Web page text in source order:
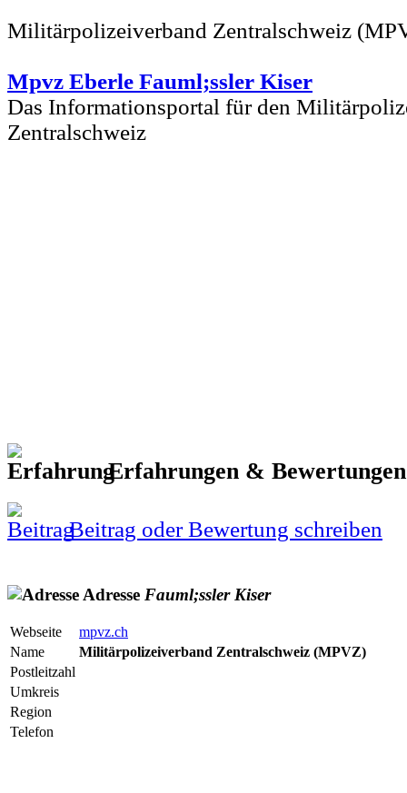
Militärpolizeiverband Zentralschweiz
Mpvz Eberle Fauml;ssler Kiser
Das Informationsportal für den
Zentralschweiz
Erfahrungen &
Beitrag oder Bewertung schreiben
Adresse Fauml;ssler Kiser
Webseite
mpvz.ch
Name
Militärpolizeiverband Zentralschweiz (MPVZ)
Postleitzahl
Umkreis
Region
Telefon